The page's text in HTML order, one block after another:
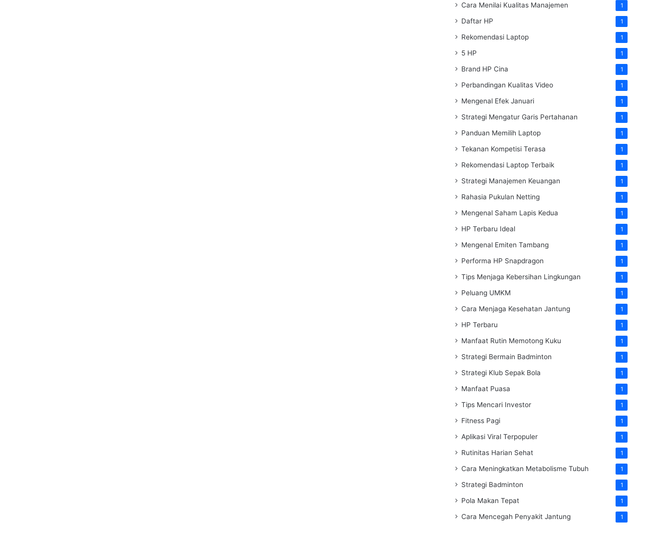
Cara Menilai Kualitas Manajemen 1
Daftar HP 1
Rekomendasi Laptop 1
5 HP 1
Brand HP Cina 1
Perbandingan Kualitas Video 1
Mengenal Efek Januari 1
Strategi Mengatur Garis Pertahanan 1
Panduan Memilih Laptop 1
Tekanan Kompetisi Terasa 1
Rekomendasi Laptop Terbaik 1
Strategi Manajemen Keuangan 1
Rahasia Pukulan Netting 1
Mengenal Saham Lapis Kedua 1
HP Terbaru Ideal 1
Mengenal Emiten Tambang 1
Performa HP Snapdragon 1
Tips Menjaga Kebersihan Lingkungan 1
Peluang UMKM 1
Cara Menjaga Kesehatan Jantung 1
HP Terbaru 1
Manfaat Rutin Memotong Kuku 1
Strategi Bermain Badminton 1
Strategi Klub Sepak Bola 1
Manfaat Puasa 1
Tips Mencari Investor 1
Fitness Pagi 1
Aplikasi Viral Terpopuler 1
Rutinitas Harian Sehat 1
Cara Meningkatkan Metabolisme Tubuh 1
Strategi Badminton 1
Pola Makan Tepat 1
Cara Mencegah Penyakit Jantung 1